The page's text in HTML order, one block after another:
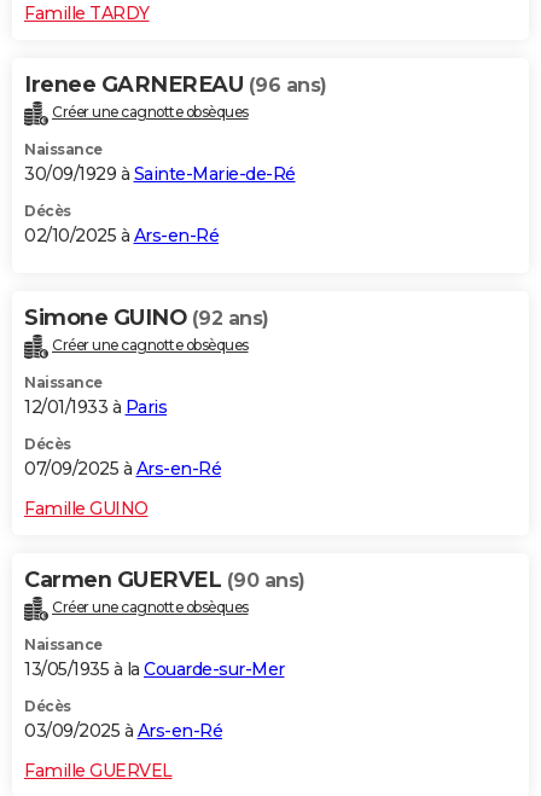
Famille TARDY
Irenee GARNEREAU (96 ans)
Créer une cagnotte obsèques
Naissance
30/09/1929 à Sainte-Marie-de-Ré
Décès
02/10/2025 à Ars-en-Ré
Simone GUINO (92 ans)
Créer une cagnotte obsèques
Naissance
12/01/1933 à Paris
Décès
07/09/2025 à Ars-en-Ré
Famille GUINO
Carmen GUERVEL (90 ans)
Créer une cagnotte obsèques
Naissance
13/05/1935 à la Couarde-sur-Mer
Décès
03/09/2025 à Ars-en-Ré
Famille GUERVEL